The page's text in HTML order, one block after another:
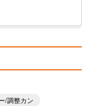
/調整カン